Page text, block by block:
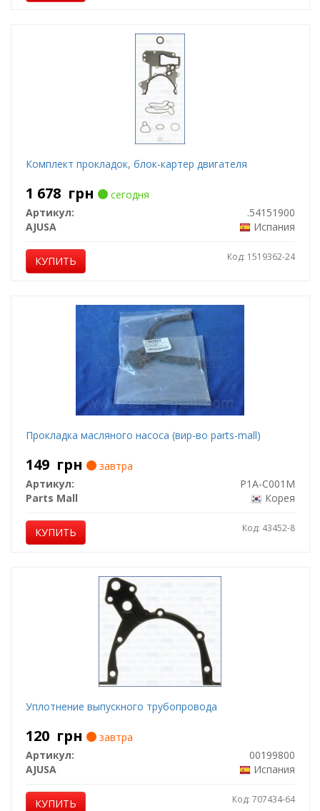
Комплект прокладок, блок-картер двигателя
1 678 грн
сегодня
Артикул:
.54151900
AJUSA
Испания
КУПИТЬ Код: 1519362-24
Прокладка масляного насоса (вир-во parts-mall)
149 грн
завтра
Артикул:
P1A-C001M
Parts Mall
Корея
КУПИТЬ Код: 43452-8
Уплотнение выпускного трубопровода
120 грн
завтра
Артикул:
00199800
AJUSA
Испания
КУПИТЬ Код: 707434-64